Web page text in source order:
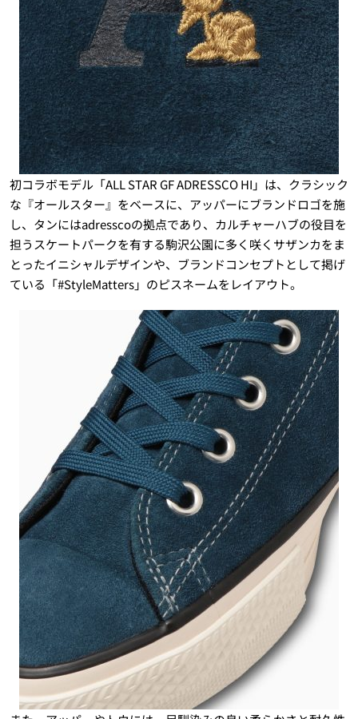
初コラボモデル「ALL STAR GF ADRESSCO HI」は、クラシック
な『オールスター』をベースに、アッパーにブランドロゴを施
し、タンにはadresscoの拠点であり、カルチャーハブの役目を
担うスケートパークを有する駒沢公園に多く咲くサザンカをま
とったイニシャルデザインや、ブランドコンセプトとして掲げ
ている「#StyleMatters」のピスネームをレイアウト。